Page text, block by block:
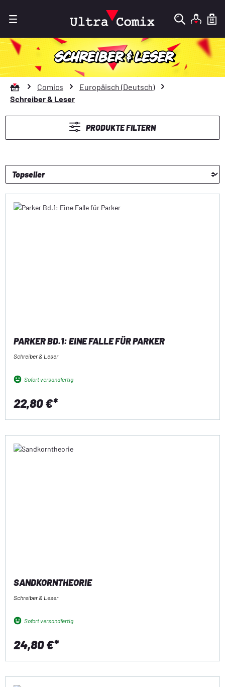
SCHREIBER & LESER
Zur Startseite gehen
Comics
Europäisch (Deutsch)
Schreiber & Leser
PRODUKTE FILTERN
PARKER BD.1: EINE FALLE FÜR PARKER
Schreiber & Leser
Sofort versandfertig
22,80 €*
SANDKORNTHEORIE
Schreiber & Leser
Sofort versandfertig
24,80 €*